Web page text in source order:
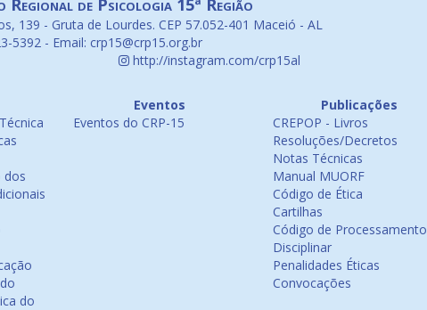
Regional de Psicologia 15ª Região
139 - Gruta de Lourdes. CEP 57.052-401 Maceió - AL
5392 - Email: crp15@crp15.org.br
http://instagram.com/crp15al
dos
do
Eventos
Eventos do CRP-15
Publicações
CREPOP - Livros
Resoluções/Decretos
Notas Técnicas
Manual MUORF
Código de Ética
Cartilhas
Código de Processamento
Disciplinar
Penalidades Éticas
Convocações